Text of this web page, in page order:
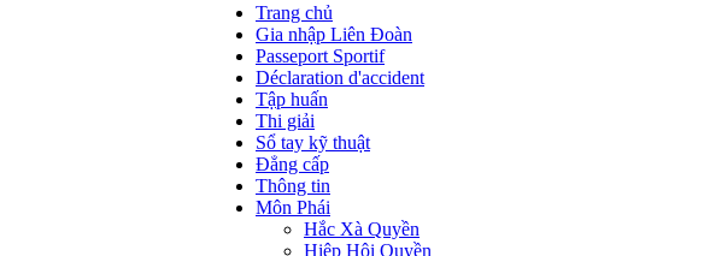
Trang chủ
Gia nhập Liên Đoàn
Passeport Sportif
Déclaration d'accident
Tập huấn
Thi giải
Sổ tay kỹ thuật
Đẳng cấp
Thông tin
Môn Phái
Hắc Xà Quyền
Hiệp Hội Quyền